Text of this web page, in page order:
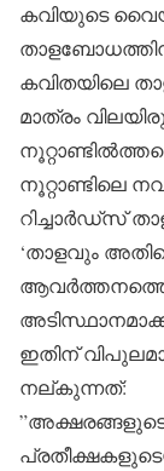
കവിയുടെ
കവിതയിലെ
മാത്രം
നൂറ്റാണ്ടിലെ
റിച്ചാര്‍ഡ്‌സ്
‘താളവും
ഇതിന്
നല്കുന്നത്: